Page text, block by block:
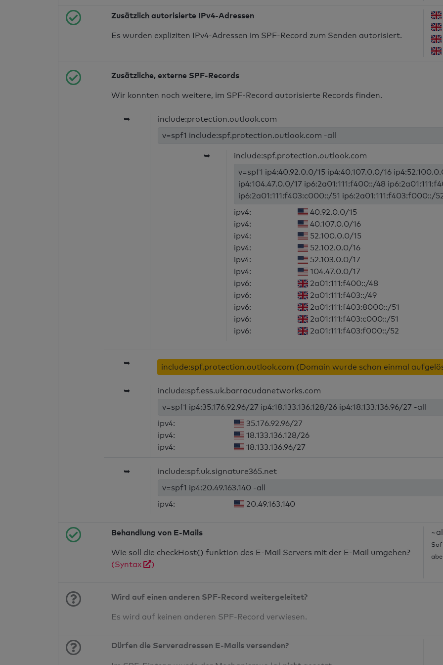
Zusätzlich autorisierte IPv4-Adressen
Es wurden expliziten IPv4-Adressen im SPF-Record zum Senden autorisiert.
Zusätzliche, externe SPF-Records
Wir konnten noch weitere, im SPF-Record autorisierte Records finden.
➥
include:protection.outlook.com
v=spf1 include:spf.protection.outlook.com -all
➥
include:spf.protection.outlook.com
v=spf1 ip4:40.92.0.0/15 ip4:40.107.0.0/16
ip4:104.47.0.0/17 ip6:2a01:111:f400::/48
ip6:2a01:111:f403:c000::/51 ip6:2a01:111:f403:f000::/
ipv4:
40.92.0.0/15
ipv4:
40.107.0.0/16
ipv4:
52.100.0.0/15
ipv4:
52.102.0.0/16
ipv4:
52.103.0.0/17
ipv4:
104.47.0.0/17
ipv6:
2a01:111:f400::/48
ipv6:
2a01:111:f403::/49
ipv6:
2a01:111:f403:8000::/51
ipv6:
2a01:111:f403:c000::/51
ipv6:
2a01:111:f403:f000::/52
➥ include:spf.protection.outlook.com (Domain wurde schon einmal
➥
include:spf.ess.uk.barracudanetworks.com
v=spf1 ip4:35.176.92.96/27 ip4:18.133.136.128/26 ip4:18.133.136.96/27 -all
ipv4:
35.176.92.96/27
ipv4:
18.133.136.128/26
ipv4:
18.133.136.96/27
➥
include:spf.uk.signature365.net
v=spf1 ip4:20.49.163.140 -all
ipv4:
20.49.163.140
Behandlung von E-Mails
Wie soll die checkHost() funktion des E-Mail Servers mit der E-Mail umgehen?
(Syntax
)
Wird auf einen anderen SPF-Record weitergeleitet?
Es wird auf keinen anderen SPF-Record verwiesen.
Dürfen die Serveradressen E-Mails versenden?